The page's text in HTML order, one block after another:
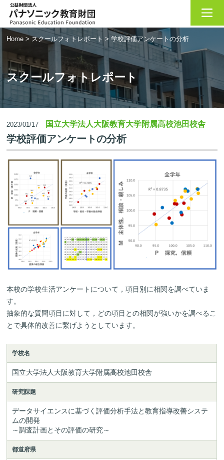
Home > スクールフォトレポート >学校評価アンケートの分析
スクールフォトレポート
2023/01/17 国立大学法人大阪教育大学附属高校池田校舎
学校評価アンケートの分析
本校の学校生活アンケートについて，項目別に相関を調べていま
す。
抽象的な質問項目に対して，どの項目との相関が強いかを調べるこ
とで具体的改善に繋げようとしています。
学校名
国立大学法人大阪教育大学附属高校池田校舎
研究課題
データサイエンスに基づく評価分析手法と教育指導改善システ
ムの開発
～調査計画とその評価の研究～
都道府県